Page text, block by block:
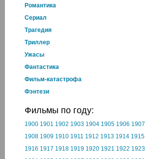
Романтика
Cериал
Трагедия
Триллер
Ужасы
Фантастика
Фильм-катастрофа
Фэнтези
Фильмы по году:
1900 1901 1902 1903 1904 1905 1906 1907
1908 1909 1910 1911 1912 1913 1914 1915
1916 1917 1918 1919 1920 1921 1922 1923